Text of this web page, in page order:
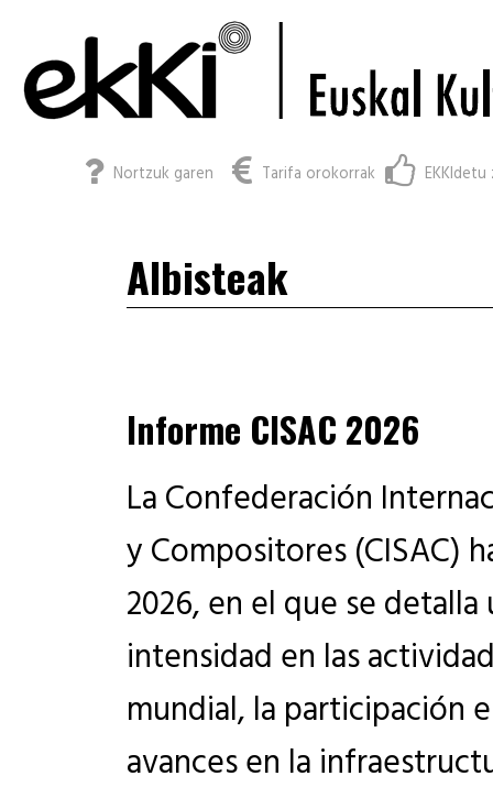
Nortzuk garen Tarifa orokorrak
Albisteak
Informe CISAC 2026
La Confederación
y Compositores (CISAC)
2026, en el que se
intensidad en las
mundial, la participación
avances en la